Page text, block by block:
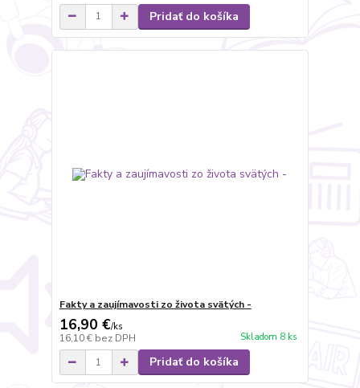
Pridať do košíka
Fakty a zaujímavosti zo života svätých -
16,90 €/ks
16,10 € bez DPH Skladom 8 ks
Pridať do košíka